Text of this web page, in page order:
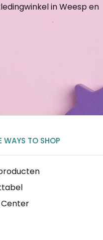
in Weesp en
WAYS TO SHOP